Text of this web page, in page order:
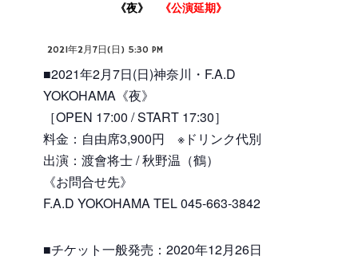
《夜》
《公演延期》
2021年2月7日(日) 5:30 PM
■2021年2月7日(日)神奈川・F.A.D
YOKOHAMA《夜》
［OPEN 17:00 / START 17:30］
料金：自由席3,900円 ※ドリンク代別
出演：渡會将士 / 秋野温（鶴）
《お問合せ先》
F.A.D YOKOHAMA TEL 045-663-3842
■チケット一般発売：2020年12月26日